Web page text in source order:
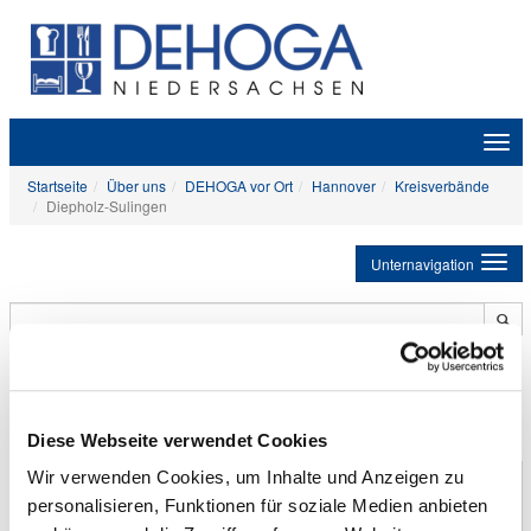
Diese Webseite verwendet Cookies
Wir verwenden Cookies, um Inhalte und Anzeigen zu
personalisieren, Funktionen für soziale Medien anbieten
Startseite
Über uns DEHOGA vor Ort Hannover
Kreisverbände
Diepholz-Sulingen
Unternavigation
DEHOGA-Kreisverband Diepholz-
Sulingen
Wilhelm Nordloh
1. Vorsitzender